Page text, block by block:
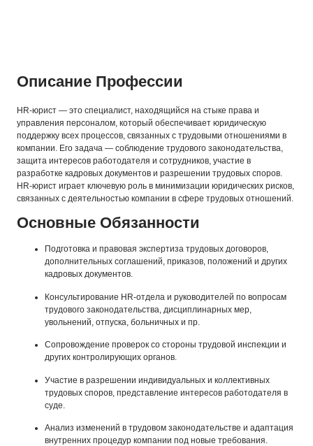
Описание Профессии
HR-юрист — это специалист, находящийся на стыке права и
управления персоналом, который обеспечивает юридическую
поддержку всех процессов, связанных с трудовыми отношениями в
компании. Его задача — соблюдение трудового законодательства,
защита интересов работодателя и сотрудников, участие в
разработке кадровых документов и разрешении трудовых споров.
HR-юрист играет ключевую роль в минимизации юридических рисков,
связанных с деятельностью компании в сфере трудовых отношений.
Основные Обязанности
Подготовка и правовая экспертиза трудовых договоров,
дополнительных соглашений, приказов, положений и других
кадровых документов.
Консультирование HR-отдела и руководителей по вопросам
трудового законодательства, дисциплинарных мер,
увольнений, отпуска, больничных и пр.
Сопровождение проверок со стороны трудовой инспекции и
других контролирующих органов.
Участие в разрешении индивидуальных и коллективных
трудовых споров, представление интересов работодателя в
суде.
Анализ изменений в трудовом законодательстве и адаптация
внутренних процедур компании под новые требования.